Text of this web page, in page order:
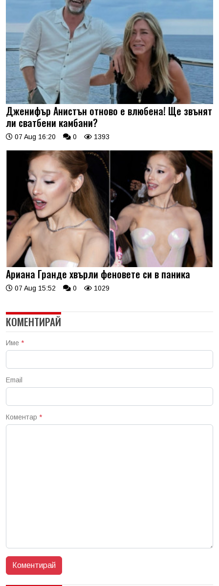
Дженифър Анистън отново е влюбена! Ще звънят
ли сватбени камбани?
07 Aug 16:20 0 1393
Ариана Гранде хвърли феновете си в паника
07 Aug 15:52 0 1029
КОМЕНТИРАЙ
Име *
Email
Коментар *